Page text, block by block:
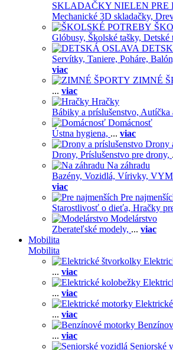
SKLADAČKY NIELEN PRE
Mechanické 3D skladačky,
Glóbusy, Školské tašky, Detské
Servítky, Taniere, Poháre,
viac
ZIMNÉ
... viac
Hračky
Bábiky a príslušenstvo, Autíčka
Domácnosť
Ústna hygiena, ... viac
Drony
Drony, Príslušenstvo pre drony,
Na záhradu
Bazény, Vozidlá, Vírivky,
viac
Pre
Starostlivosť o dieťa, Hračky
Modelárstvo
Zberateľské modely, ... viac
Mobilita
Mobilita
... viac
... viac
... viac
... viac
Seniorské